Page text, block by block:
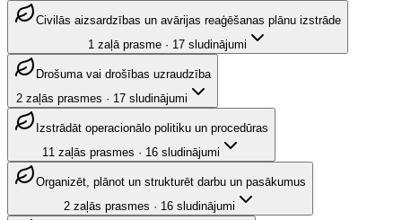
Civilās aizsardzības un avārijas reaģēšanas plānu izstrāde
1 zaļā prasme· 17 sludinājumi
Drošuma vai drošības uzraudzība
2 zaļās prasmes · 17 sludinājumi
Izstrādāt operacionālo politiku un procedūras
11 zaļās prasmes · 16 sludinājumi
Organizēt, plānot un strukturēt darbu un pasākumus
2 zaļās prasmes · 16 sludinājumi